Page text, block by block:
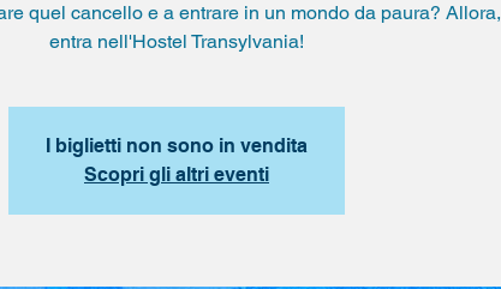
quel cancello e a entrare in un mondo da paura? Allora,
entra nell'Hostel Transylvania!
I biglietti non sono in vendita
Scopri gli altri eventi